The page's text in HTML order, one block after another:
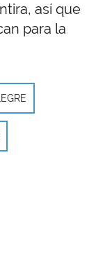
así que
para la